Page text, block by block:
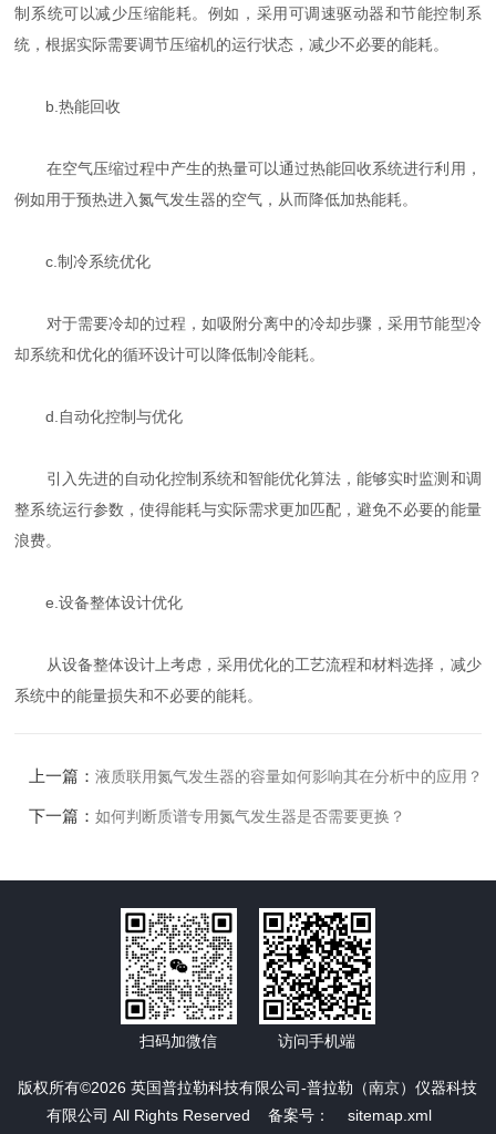
制系统可以减少压缩能耗。例如，采用可调速驱动器和节能控制系
统，根据实际需要调节压缩机的运行状态，减少不必要的能耗。
b.热能回收
在空气压缩过程中产生的热量可以通过热能回收系统进行利用，
例如用于预热进入氮气发生器的空气，从而降低加热能耗。
c.制冷系统优化
对于需要冷却的过程，如吸附分离中的冷却步骤，采用节能型冷
却系统和优化的循环设计可以降低制冷能耗。
d.自动化控制与优化
引入先进的自动化控制系统和智能优化算法，能够实时监测和调
整系统运行参数，使得能耗与实际需求更加匹配，避免不必要的能量
浪费。
e.设备整体设计优化
从设备整体设计上考虑，采用优化的工艺流程和材料选择，减少
系统中的能量损失和不必要的能耗。
上一篇：液质联用氮气发生器的容量如何影响其在分析中的应用？
下一篇：如何判断质谱专用氮气发生器是否需要更换？
版权所有©2026 英国普拉勒科技有限公司-普拉勒（南京）仪器科技
有限公司 All Rights Reserved 备案号： sitemap.xml
扫码加微信 访问手机端